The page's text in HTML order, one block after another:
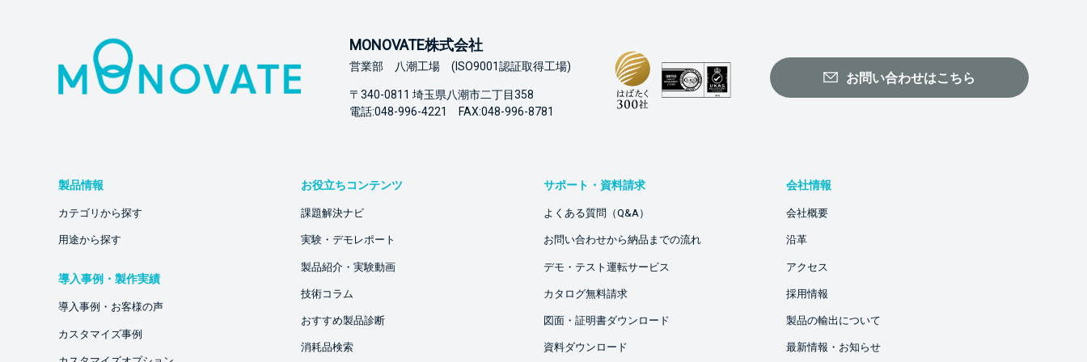
MONOVATE株式会社
営業部 八潮工場 (ISO9001認証取得工場)
〒340-0811 埼玉県八潮市二丁目358
電話:048-996-4221 FAX:048-996-8781
お問い合わせはこちら
製品情報
カテゴリから探す
用途から探す
導入事例・製作実績
導入事例・お客様の声
カスタマイズ事例
お役立ちコンテンツ
課題解決ナビ
実験・デモレポート
製品紹介・実験動画
技術コラム
おすすめ製品診断
消耗品検索
サポート・資料請求
よくある質問（Q&A）
お問い合わせから納品までの流れ
デモ・テスト運転サービス
カタログ無料請求
図面・証明書ダウンロード
資料ダウンロード
会社情報
会社概要
沿革
アクセス
採用情報
製品の輸出について
最新情報・お知らせ